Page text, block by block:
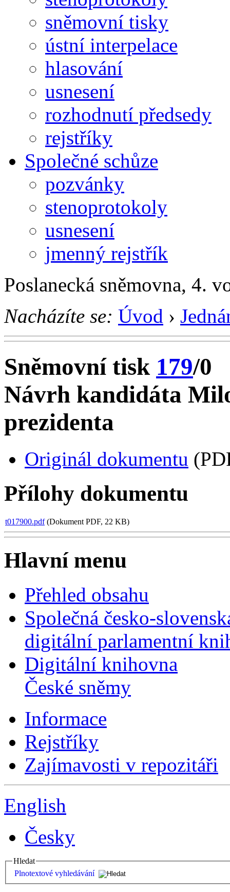
sněmovní tisky
ústní interpelace
hlasování
usnesení
rozhodnutí předsedy
rejstříky
Společné schůze
pozvánky
stenoprotokoly
usnesení
jmenný rejstřík
Poslanecká sněmovna, 4.
Nacházíte se: Úvod ›
Sněmovní tisk 179/0
Návrh kandidáta
prezidenta
Originál dokumentu
Přílohy dokumentu
t017900.pdf(Dokument PDF, 22 KB)
Hlavní menu
Přehled obsahu
Společná česko-
digitální parlamentní
Digitální knihovna
České sněmy
Informace
Rejstříky
Zajímavosti v repozitáři
English
Česky
Hledat
Plnotextové vyhledávání